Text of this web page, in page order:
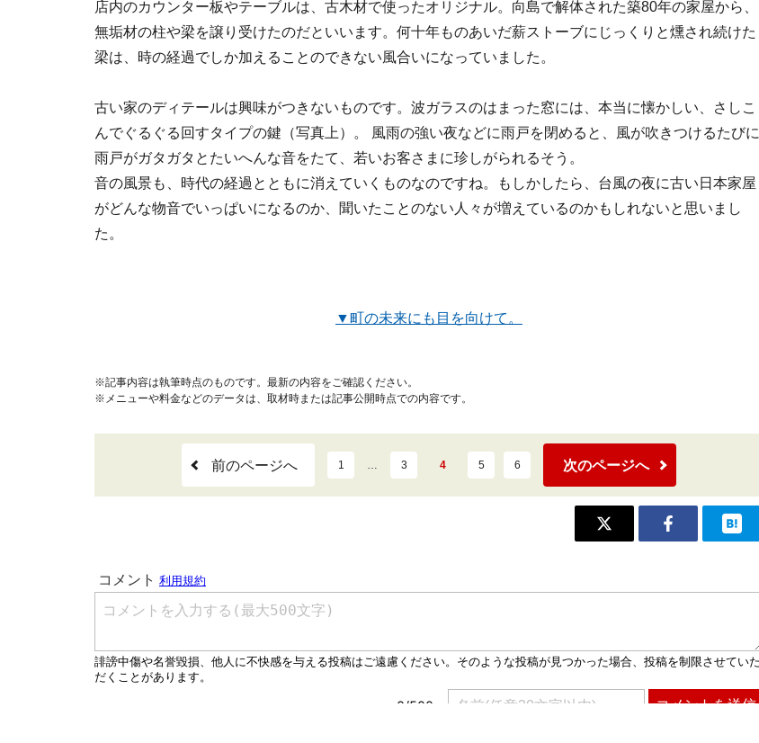
店内のカウンター板やテーブルは、古木材で使ったオリジナル。向島で解体された築80年の家屋から、
無垢材の柱や梁を譲り受けたのだといいます。何十年ものあいだ薪ストーブにじっくりと燻され続けた
梁は、時の経過でしか加えることのできない風合いになっていました。
古い家のディテールは興味がつきないものです。波ガラスのはまった窓には、本当に懐かしい、さしこ
んでぐるぐる回すタイプの鍵（写真上）。 風雨の強い夜などに雨戸を閉めると、風が吹きつけるたびに
雨戸がガタガタとたいへんな音をたて、若いお客さまに珍しがられるそう。
音の風景も、時代の経過とともに消えていくものなのですね。もしかしたら、台風の夜に古い日本家屋
がどんな物音でいっぱいになるのか、聞いたことのない人々が増えているのかもしれないと思いまし
た。
▼町の未来にも目を向けて。
※記事内容は執筆時点のものです。最新の内容をご確認ください。
※メニューや料金などのデータは、取材時または記事公開時点での内容です。
前のページへ 1 … 3 4 5 6 次のページへ